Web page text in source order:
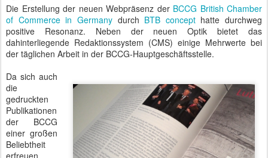
Die Erstellung der neuen Webpräsenz der BCCG British Chamber
of Commerce in Germanydurch BTB concepthatte durchweg
positive Resonanz. Neben der neuen Optik bietet das
dahinterliegende Redaktionssystem (CMS) einige Mehrwerte bei
der täglichen Arbeit in der BCCG-Hauptgeschäftsstelle.
Da sich auch
die
gedruckten
Publikationen
der BCCG
einer großen
Beliebtheit
erfreuen,